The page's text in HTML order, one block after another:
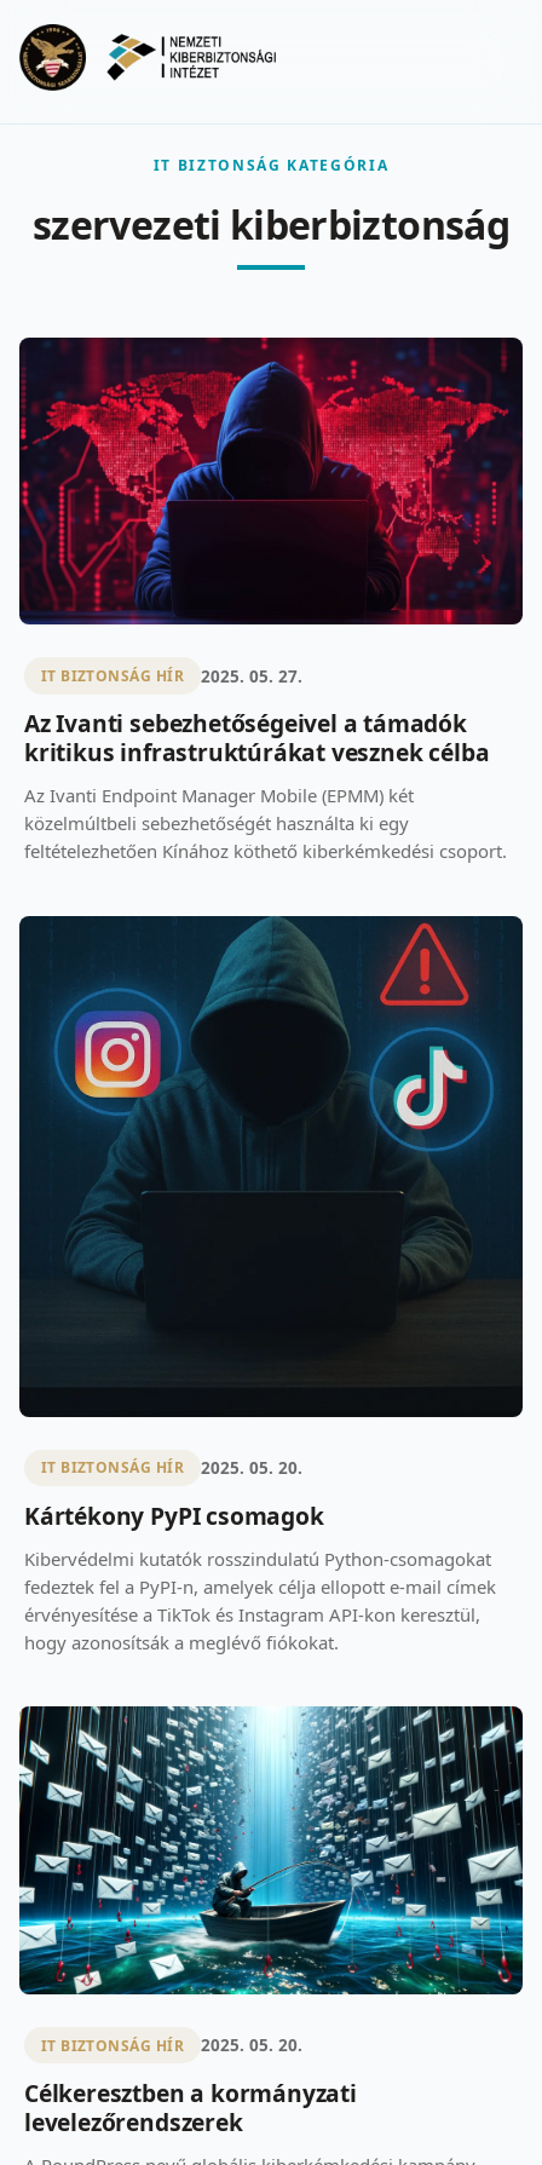
IT BIZTONSÁG KATEGÓRIA
szervezeti kiberbiztonság
IT BIZTONSÁG HÍR 2025. 05. 27.
Az Ivanti sebezhetőségeivel a támadók
kritikus infrastruktúrákat vesznek célba
Az Ivanti Endpoint Manager Mobile (EPMM) két
közelmúltbeli sebezhetőségét használta ki egy
feltételezhetően Kínához köthető kiberkémkedési csoport.
IT BIZTONSÁG HÍR 2025. 05. 20.
Kártékony PyPI csomagok
Kibervédelmi kutatók rosszindulatú Python-csomagokat
fedeztek fel a PyPI-n, amelyek célja ellopott e-mail címek
érvényesítése a TikTok és Instagram API-kon keresztül,
hogy azonosítsák a meglévő fiókokat.
IT BIZTONSÁG HÍR 2025. 05. 20.
Célkeresztben a kormányzati
levelezőrendszerek